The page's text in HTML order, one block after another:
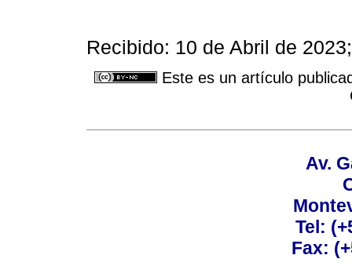
Recibido: 10 de Abril de
Este es un artículo
Av.
Tel:
Fax: